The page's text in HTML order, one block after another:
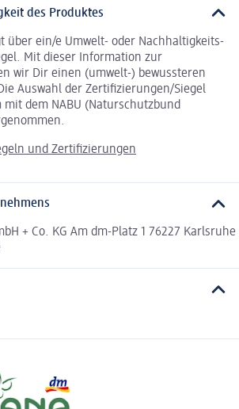
des Produktes
über ein/e Umwelt- oder Nachhaltigkeits-
Mit dieser Information zur
wir Dir einen (umwelt-) bewussteren
Auswahl der Zertifizierungen/Siegel
mit dem NABU (Naturschutzbund
und Zertifizierungen
+ Co. KG Am dm-Platz 1 76227 Karlsruhe